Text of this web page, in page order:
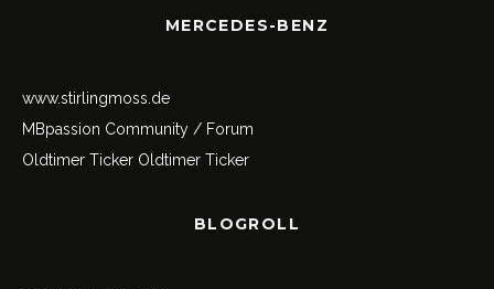
MERCEDES-BENZ
www.stirlingmoss.de
MBpassion Community / Forum
Oldtimer Ticker Oldtimer Ticker
BLOGROLL